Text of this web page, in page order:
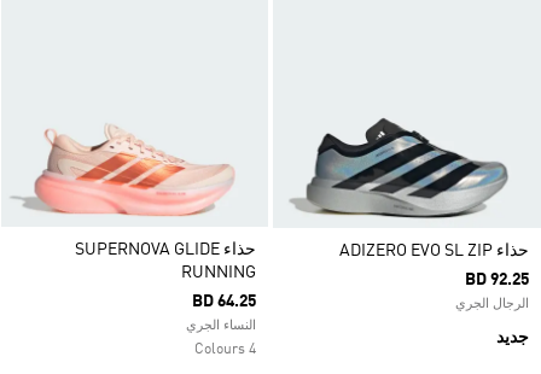
حذاء ADIZERO EVO SL ZIP
BD 92.25
الرجال الجري
جديد
حذاء SUPERNOVA GLIDE
RUNNING
BD 64.25
النساء الجري
4 Colours